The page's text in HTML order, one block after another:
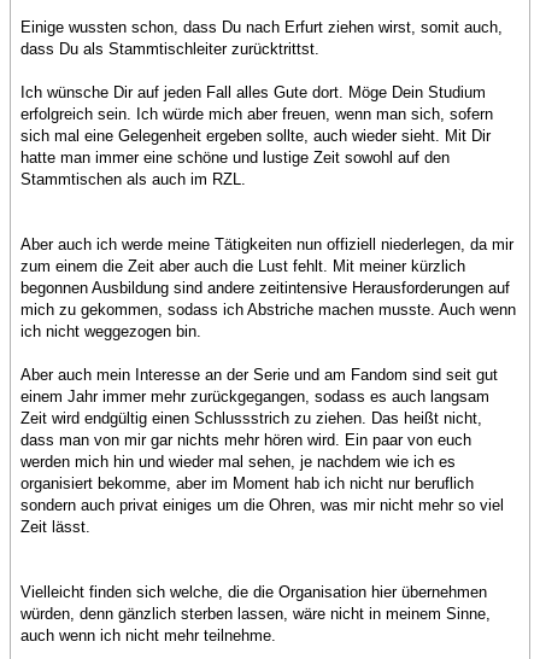
Einige wussten schon, dass Du nach Erfurt ziehen wirst, somit auch,
dass Du als Stammtischleiter zurücktrittst.
Ich wünsche Dir auf jeden Fall alles Gute dort. Möge Dein Studium
erfolgreich sein. Ich würde mich aber freuen, wenn man sich, sofern
sich mal eine Gelegenheit ergeben sollte, auch wieder sieht. Mit Dir
hatte man immer eine schöne und lustige Zeit sowohl auf den
Stammtischen als auch im RZL.
Aber auch ich werde meine Tätigkeiten nun offiziell niederlegen, da mir
zum einem die Zeit aber auch die Lust fehlt. Mit meiner kürzlich
begonnen Ausbildung sind andere zeitintensive Herausforderungen auf
mich zu gekommen, sodass ich Abstriche machen musste. Auch wenn
ich nicht weggezogen bin.
Aber auch mein Interesse an der Serie und am Fandom sind seit gut
einem Jahr immer mehr zurückgegangen, sodass es auch langsam
Zeit wird endgültig einen Schlussstrich zu ziehen. Das heißt nicht,
dass man von mir gar nichts mehr hören wird. Ein paar von euch
werden mich hin und wieder mal sehen, je nachdem wie ich es
organisiert bekomme, aber im Moment hab ich nicht nur beruflich
sondern auch privat einiges um die Ohren, was mir nicht mehr so viel
Zeit lässt.
Vielleicht finden sich welche, die die Organisation hier übernehmen
würden, denn gänzlich sterben lassen, wäre nicht in meinem Sinne,
auch wenn ich nicht mehr teilnehme.